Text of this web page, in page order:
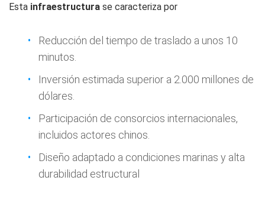
Esta infraestructura se caracteriza por
Reducción del tiempo de traslado a unos 10
minutos.
Inversión estimada superior a 2.000 millones de
dólares.
Participación de consorcios internacionales,
incluidos actores chinos.
Diseño adaptado a condiciones marinas y alta
durabilidad estructural